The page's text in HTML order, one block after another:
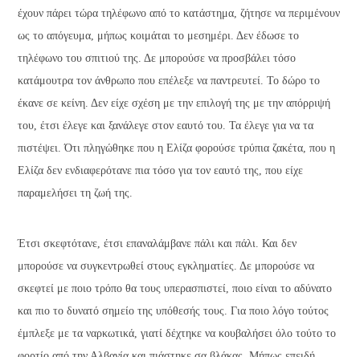
έχουν πάρει τώρα τηλέφωνο από το κατάστημα, ζήτησε να περιμένουν
ως το απόγευμα, μήπως κοιμάται το μεσημέρι. Δεν έδωσε το
τηλέφωνο του σπιτιού της. Δε μπορούσε να προσβάλει τόσο
κατάμουτρα τον άνθρωπο που επέλεξε να παντρευτεί. Το δώρο το
έκανε σε κείνη. Δεν είχε σχέση με την επιλογή της με την απόρριψή
του, έτσι έλεγε και ξανάλεγε στον εαυτό του. Τα έλεγε για να τα
πιστέψει. Ότι πληγώθηκε που η Ελίζα φορούσε τρύπια ζακέτα, που η
Ελίζα δεν ενδιαφερότανε πια τόσο για τον εαυτό της, που είχε
παραμελήσει τη ζωή της.
Έτσι σκεφτότανε, έτσι επαναλάμβανε πάλι και πάλι. Και δεν
μπορούσε να συγκεντρωθεί στους εγκληματίες. Δε μπορούσε να
σκεφτεί με ποιο τρόπο θα τους υπερασπιστεί, ποιο είναι το αδύνατο
και πιο το δυνατό σημείο της υπόθεσής τους. Για ποιο λόγο τούτος
έμπλεξε με τα ναρκωτικά, γιατί δέχτηκε να κουβαλήσει όλο τούτο το